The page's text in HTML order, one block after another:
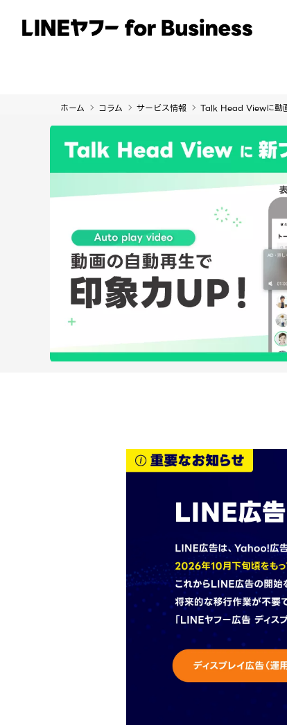
サービス 事例 イベント・セミナー
ホーム コラム サービス情報 Talk Head Viewに動